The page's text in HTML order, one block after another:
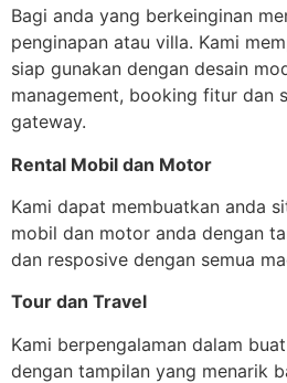
Bagi anda yang berkeinginan
penginapan atau villa. Kami
siap gunakan dengan desain
management, booking fitur dan
gateway.
Rental Mobil dan Motor
Kami dapat membuatkan anda
mobil dan motor anda dengan
dan resposive dengan semua
Tour dan Travel
Kami berpengalaman dalam
dengan tampilan yang menarik